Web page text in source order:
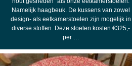
Namelijk haagbeuk. De kussens van zowel
design- als eetkamerstoelen zijn mogelijk in
diverse stoffen. Deze stoelen kosten €325,-
per …